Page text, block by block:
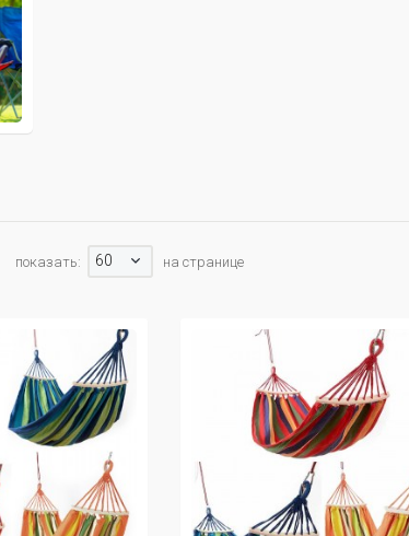
показать: 60 на странице